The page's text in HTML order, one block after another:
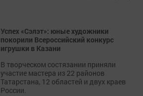
Успех «Сэлэт»: юные художники
покорили Всероссийский конкурс
игрушки в Казани
В творческом состязании приняли
участие мастера из 22 районов
Татарстана, 12 областей и двух краев
России.